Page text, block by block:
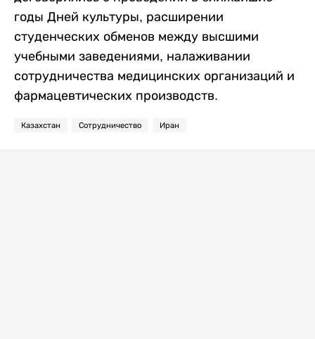
годы Дней культуры, расширении
студенческих обменов между высшими
учебными заведениями, налаживании
сотрудничества медицинских организаций и
фармацевтических производств.
Казахстан Сотрудничество Иран